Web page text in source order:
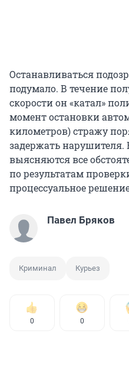
Останавливаться
подумало. В течение
скорости он «катал»
момент остановки
километров) стражу
задержать нарушителя.
выясняются все
по результатам
процессуальное
Павел Бряков
Криминал Курьез
0 0